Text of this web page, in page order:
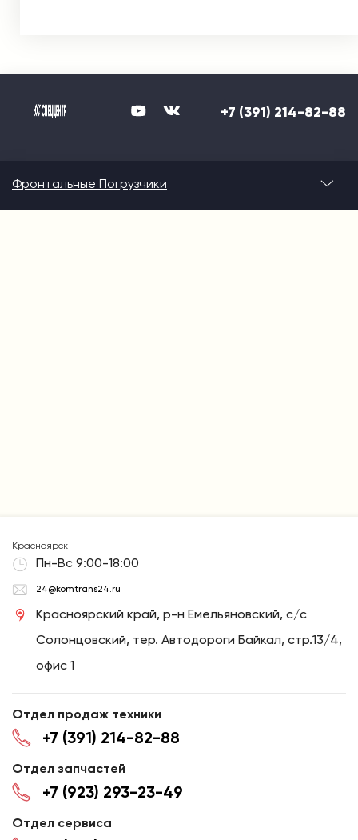
+7 (391) 214-82-88
Фронтальные Погрузчики
Красноярск
Пн-Вс 9:00-18:00
24@komtrans24.ru
Красноярский край, р-н Емельяновский, с/с
Солонцовский, тер. Автодороги Байкал, стр.13/4,
офис 1
Отдел продаж техники
+7 (391) 214-82-88
Отдел запчастей
+7 (923) 293-23-49
Отдел сервиса